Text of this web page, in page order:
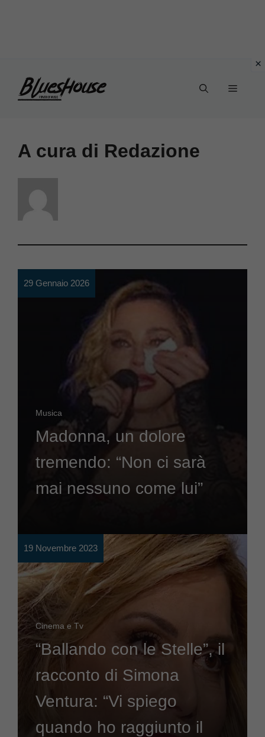
Menu
A cura di Redazione
29 Gennaio 2026
Musica
Madonna, un dolore
tremendo: “Non ci sarà
mai nessuno come lui”
19 Novembre 2023
Cinema e Tv
“Ballando con le Stelle”, il
racconto di Simona
Ventura: “Vi spiego
quando ho raggiunto il